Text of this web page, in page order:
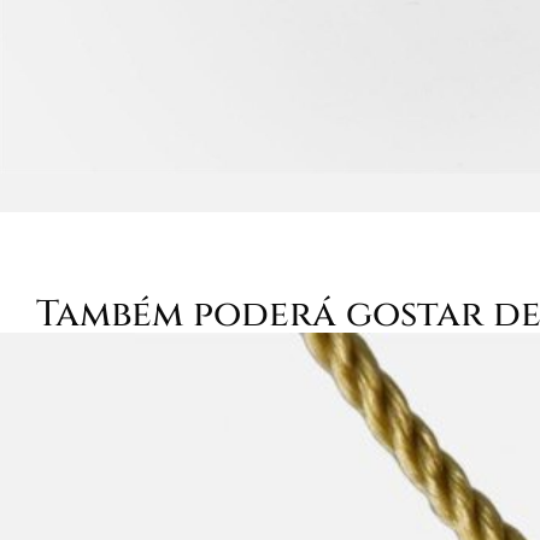
Também poderá gostar de